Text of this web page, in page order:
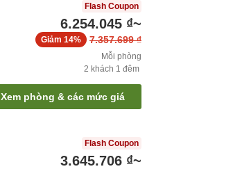
Flash Coupon
6.254.045 ₫~
7.357.699 ₫
Giảm 14%
Mỗi phòng
2 khách 1 đêm
Xem phòng & các mức giá
Flash Coupon
3.645.706 ₫~